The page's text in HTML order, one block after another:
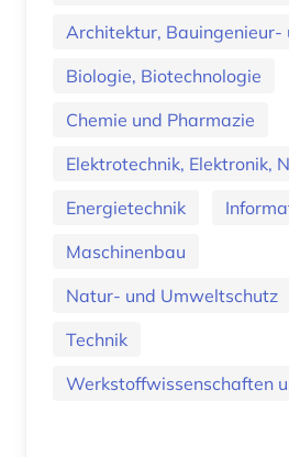
Architektur, Bauingenieur-
Biologie, Biotechnologie
Chemie und Pharmazie
Elektrotechnik, Elektronik,
Energietechnik
Maschinenbau
Natur- und Umweltschutz
Technik
Werkstoffwissenschaften